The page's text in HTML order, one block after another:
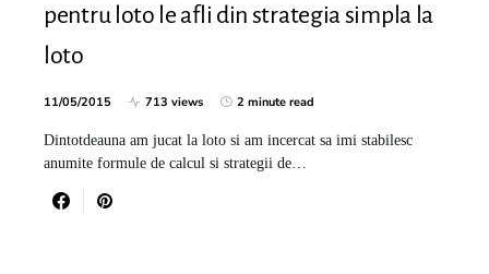
pentru loto le afli din strategia simpla la
loto
11/05/2015 713 views 2 minute read
Dintotdeauna am jucat la loto si am incercat sa imi stabilesc
anumite formule de calcul si strategii de…